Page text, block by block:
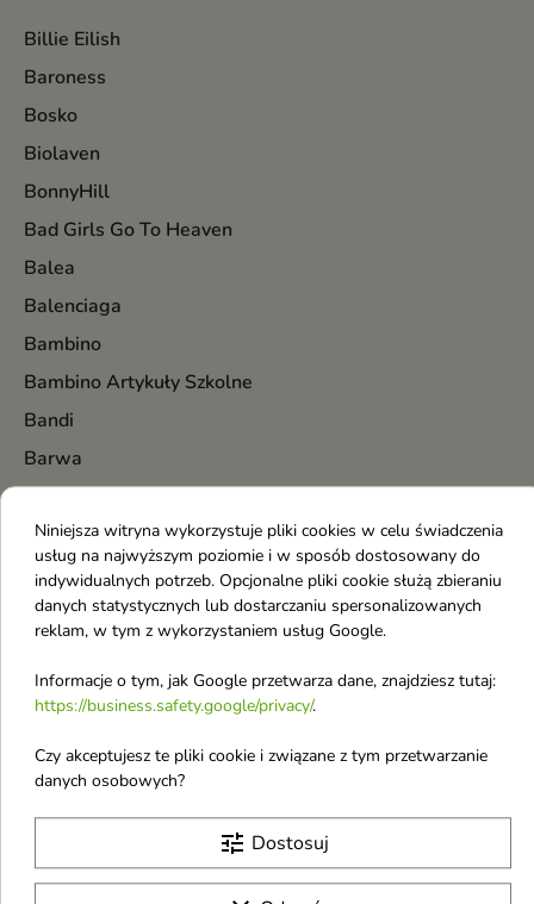
Billie Eilish
Baroness
Bosko
Biolaven
BonnyHill
Bad Girls Go To Heaven
Balea
Balenciaga
Bambino
Bambino Artykuły Szkolne
Bandi
Barwa
Baśka
Batiste
BE BIO Ewa Chodakowska
Bentley
Biały Jeleń
Bielenda Professional
Niniejsza witryna wykorzystuje pliki cookies w celu świadczenia
usług na najwyższym poziomie i w sposób dostosowany do
indywidualnych potrzeb. Opcjonalne pliki cookie służą zbieraniu
danych statystycznych lub dostarczaniu spersonalizowanych
reklam, w tym z wykorzystaniem usług Google.
Informacje o tym, jak Google przetwarza dane, znajdziesz tutaj:
https://business.safety.google/privacy/.
Czy akceptujesz te pliki cookie i związane z tym przetwarzanie
danych osobowych?
tune Dostosuj